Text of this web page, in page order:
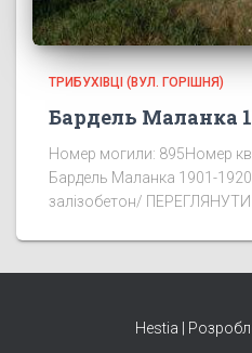
ТРИБУХІВЦІ (ВУЛ. ГОРІШНЯ)
Бардель Маланка
Номер могили: 895Номер
Бардель Маланка 1901-
залізобетон/ ПЕРЕГЛЯНУТИ
Hestia |